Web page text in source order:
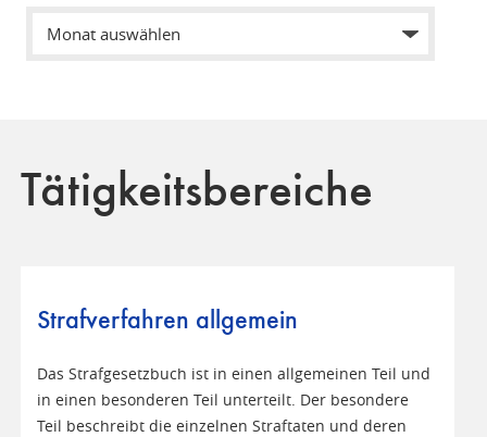
Tätigkeitsbereiche
Strafverfahren allgemein
Das Strafgesetzbuch ist in einen allgemeinen Teil und
in einen besonderen Teil unterteilt. Der besondere
Teil beschreibt die einzelnen Straftaten und deren